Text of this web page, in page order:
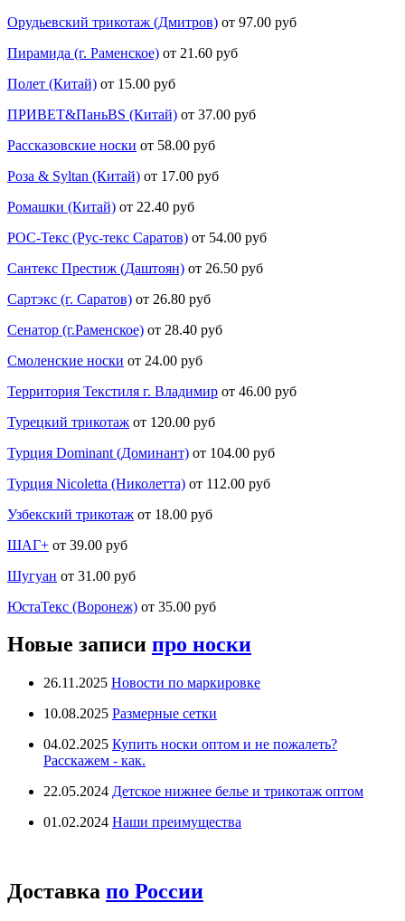
Орудьевский трикотаж (Дмитров) от 97.00 руб
Пирамида (г. Раменское) от 21.60 руб
Полет (Китай) от 15.00 руб
ПРИВЕТ&ПаньBS (Китай) от 37.00 руб
Рассказовские носки от 58.00 руб
Роза & Syltan (Китай) от 17.00 руб
Ромашки (Китай) от 22.40 руб
РОС-Текс (Рус-текс Саратов) от 54.00 руб
Сантекс Престиж (Даштоян) от 26.50 руб
Сартэкс (г. Саратов) от 26.80 руб
Сенатор (г.Раменское) от 28.40 руб
Смоленские носки от 24.00 руб
Территория Текстиля г. Владимир от 46.00 руб
Турецкий трикотаж от 120.00 руб
Турция Dominant (Доминант) от 104.00 руб
Турция Nicoletta (Николетта) от 112.00 руб
Узбекский трикотаж от 18.00 руб
ШАГ+ от 39.00 руб
Шугуан от 31.00 руб
ЮстаТекс (Воронеж) от 35.00 руб
Новые записи про носки
26.11.2025 Новости по маркировке
10.08.2025 Размерные сетки
04.02.2025 Купить носки оптом и не пожалеть?
Расскажем - как.
22.05.2024 Детское нижнее белье и трикотаж оптом
01.02.2024 Наши преимущества
Доставка по России